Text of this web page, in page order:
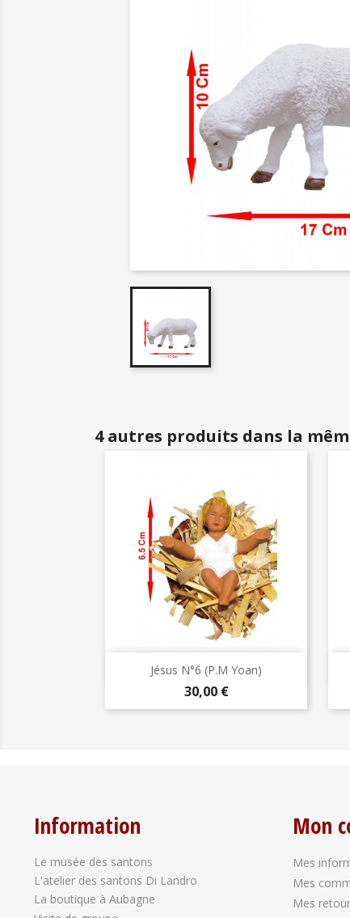
4 autres produits dans la
Jésus N°6 (P.M Yoan)
Prix
30,00 €
Aperçu rapide
Information
Le musée des santons
L'atelier des santons Di Landro
La boutique à Aubagne
Mon
Mes
Mes
Mes